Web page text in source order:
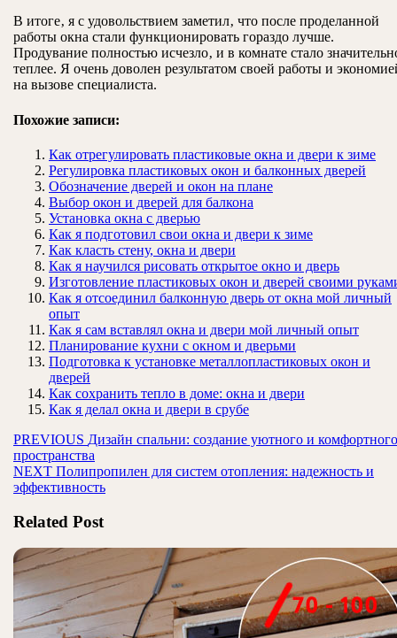
В итоге‚ я с удовольствием заметил‚ что после проделанной
работы окна стали функционировать гораздо лучше.
Продувание полностью исчезло‚ и в комнате стало
теплее. Я очень доволен результатом своей работы и
на вызове специалиста.
Похожие записи:
Как отрегулировать пластиковые окна и двери к зиме
Регулировка пластиковых окон и балконных дверей
Обозначение дверей и окон на плане
Выбор окон и дверей для балкона
Установка окна с дверью
Как я подготовил свои окна и двери к зиме
Как класть стену, окна и двери
Как я научился рисовать открытое окно и дверь
Изготовление пластиковых окон и дверей своими
Как я отсоединил балконную дверь от окна мой личный
опыт
Как я сам вставлял окна и двери мой личный опыт
Планирование кухни с окном и дверьми
Подготовка к установке металлопластиковых окон и
дверей
Как сохранить тепло в доме: окна и двери
Как я делал окна и двери в срубе
Навигация
по
записям
PREVIOUS Предыдущая
запись:
Дизайн спальни: создание уютного и комфортного
пространства
NEXT Следующая
запись:
Полипропилен для систем отопления: надежность и
эффективность
Related Post